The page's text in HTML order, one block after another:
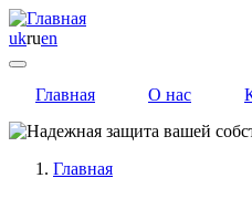
ukruen
Главная О нас
Главная